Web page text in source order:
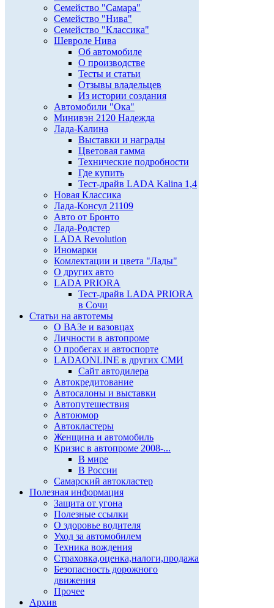
Семейство "Самара"
Семейство "Нива"
Семейство "Классика"
Шевроле Нива
Об автомобиле
О производстве
Тесты и статьи
Отзывы владельцев
Из истории создания
Автомобили "Ока"
Минивэн 2120 Надежда
Лада-Калина
Выставки и награды
Цветовая гамма
Технические подробности
Где купить
Тест-драйв LADA Kalina 1,4
Новая Классика
Лада-Консул 21109
Авто от Бронто
Лада-Родстер
LADA Revolution
Иномарки
Комлектации и цвета "Лады"
О других авто
LADA PRIORA
Тест-драйв LADA PRIORA
в Сочи
Статьи на автотемы
О ВАЗе и вазовцах
Личности в автопроме
О пробегах и автоспорте
LADAONLINE в других СМИ
Сайт автодилера
Автокредитование
Автосалоны и выставки
Автопутешествия
Автоюмор
Автокластеры
Женщина и автомобиль
Кризис в автопроме 2008-...
В мире
В России
Самарский автокластер
Полезная информация
Защита от угона
Полезные ссылки
О здоровье водителя
Уход за автомобилем
Техника вождения
Страховка,оценка,налоги,продажа
Безопасность дорожного
движения
Прочее
Архив